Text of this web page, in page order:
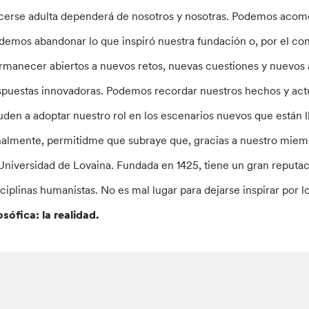
adulta dependerá de nosotros y nosotras. Podemos
abandonar lo que inspiró nuestra fundación o, por el
abiertos a nuevos retos, nuevas cuestiones y
innovadoras. Podemos recordar nuestros hechos y
a adoptar nuestro rol en los escenarios nuevos que están
permitidme que subraye que, gracias a nuestro
de Lovaina. Fundada en 1425, tiene un gran
humanistas. No es mal lugar para dejarse inspirar por
la realidad.